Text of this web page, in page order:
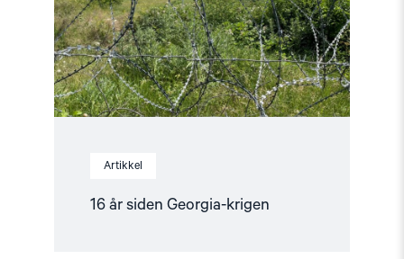
Artikkel
16 år siden Georgia-krigen